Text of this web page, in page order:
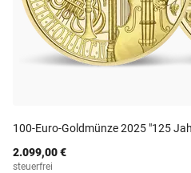
100-Euro-Goldmünze 2025 "125
2.099,00 €
steuerfrei